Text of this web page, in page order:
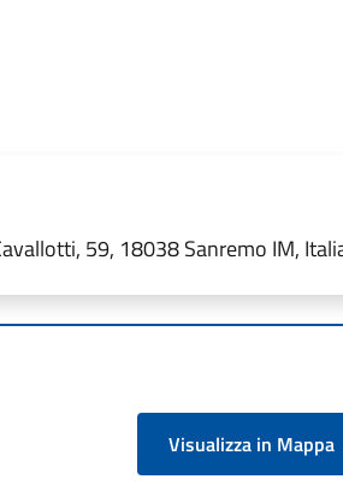
59, 18038 Sanremo IM,
Visualizza in Mappa